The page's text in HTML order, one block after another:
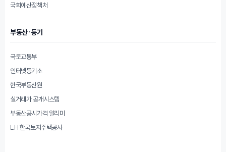
국회예산정책처
부동산·등기
국토교통부
인터넷등기소
한국부동산원
실거래가 공개시스템
부동산공시가격 알리미
LH 한국토지주택공사